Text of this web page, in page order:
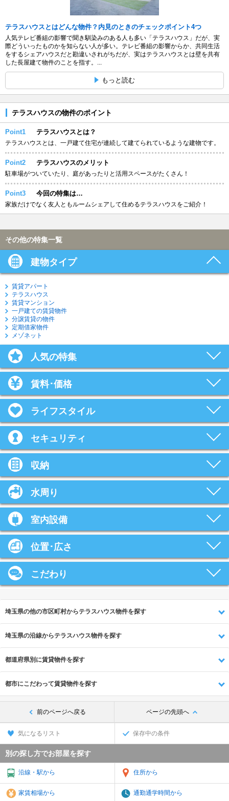
テラスハウスとはどんな物件？内見のときのチェックポイント4つ
人気テレビ番組の影響で聞き馴染みのある人も多い「テラスハウス」だが、実
際どういったものかを知らない人が多い。テレビ番組の影響からか、共同生活
をするシェアハウスだと勘違いされがちだが、実はテラスハウスとは壁を共有
した長屋建て物件のことを指す。...
もっと読む
テラスハウスの物件のポイント
Point1 テラスハウスとは？
テラスハウスとは、一戸建て住宅が連続して建てられているような建物です。
Point2 テラスハウスのメリット
駐車場がついていたり、庭があったりと活用スペースがたくさん！
Point3 今回の特集は…
家族だけでなく友人ともルームシェアして住めるテラスハウスをご紹介！
その他の特集一覧
建物タイプ
賃貸アパート
テラスハウス
賃貸マンション
一戸建ての賃貸物件
分譲賃貸の物件
定期借家物件
メゾネット
人気の特集
賃料･価格
ライフスタイル
セキュリティ
収納
水周り
室内設備
位置･広さ
こだわり
埼玉県の他の市区町村からテラスハウス物件を探す
埼玉県の沿線からテラスハウス物件を探す
都道府県別に賃貸物件を探す
都市にこだわって賃貸物件を探す
前のページへ戻る ページの先頭へ
気になるリスト 保存中の条件
別の探し方でお部屋を探す
沿線・駅から 住所から
家賃相場から 通勤通学時間から